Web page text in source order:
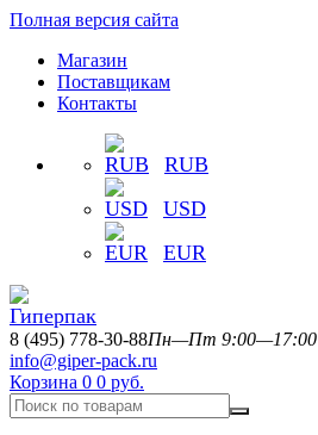
Полная версия сайта
Магазин
Поставщикам
Контакты
RUB
USD
EUR
8 (495) 778-30-88Пн—Пт 9:00—17:00
info@giper-pack.ru
Корзина 0 0 руб.